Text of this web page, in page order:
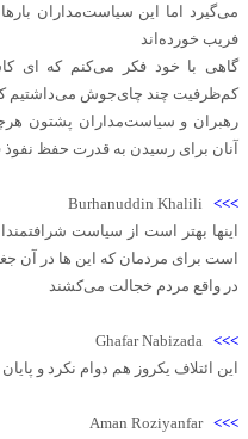
می‌گیرد اما این سیاست‌مداران
فریب خورده‌اند
گاهی با خود فکر می‌کنم که ای
کم‌ظرفیت چند چای‌جوش می‌داشتیم
رهبران و سیاست‌مداران پشتون
آنان برای رسیدن به قدرت حفظ
>>>
Burhanuddin Khalili
اینها بهتر است از سیاست
است برای مردمان که این ها در آن
در واقع مردم خجالت می‌کشند
>>>
Ghafar Nabizada
این ائتلاف یکروز هم دوام نکرد و پایان
>>>
Aman Roziyanfar